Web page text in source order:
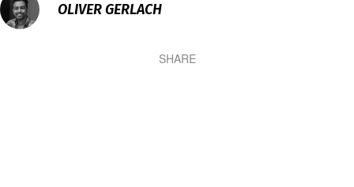
OLIVER GERLACH
SHARE